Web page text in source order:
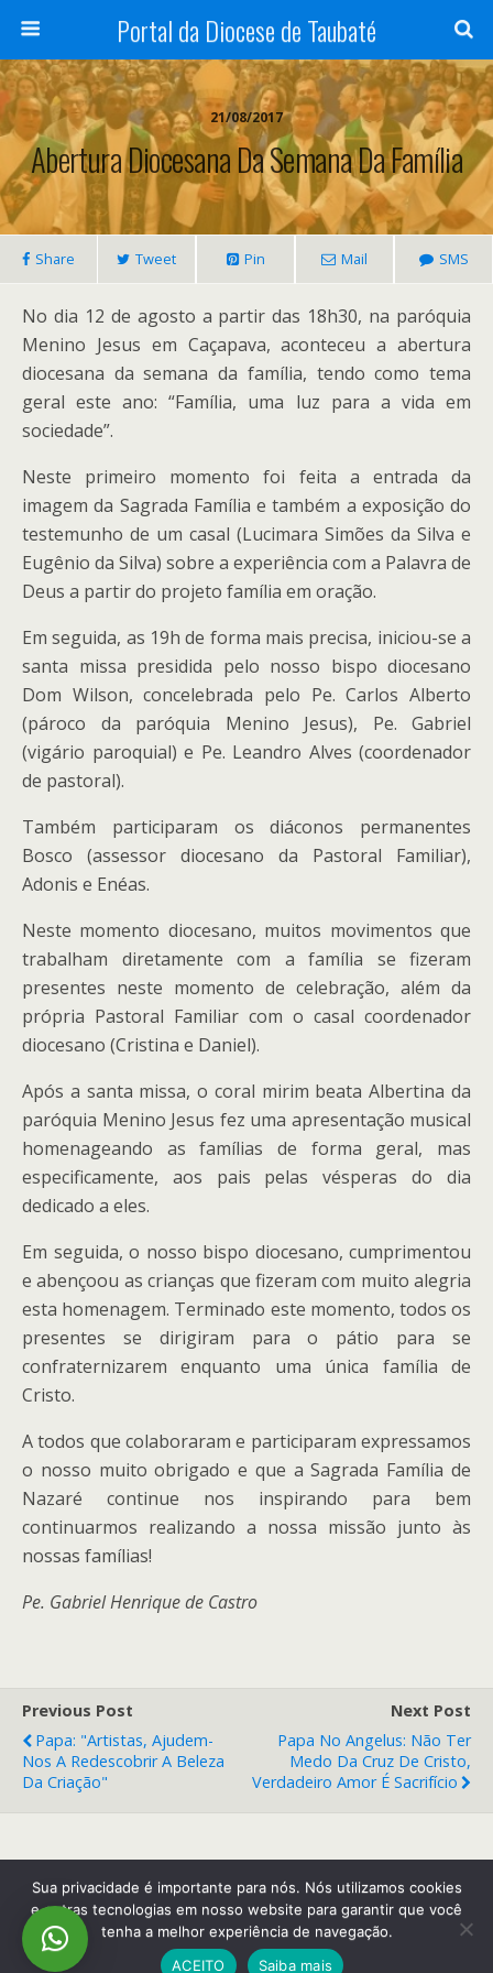
Portal da Diocese de Taubaté
21/08/2017
Abertura Diocesana Da Semana Da Família
Share Tweet Pin Mail SMS
No dia 12 de agosto a partir das 18h30, na paróquia
Menino Jesus em Caçapava, aconteceu a abertura
diocesana da semana da família, tendo como tema
geral este ano: “Família, uma luz para a vida em
sociedade”.
Neste primeiro momento foi feita a entrada da
imagem da Sagrada Família e também a exposição do
testemunho de um casal (Lucimara Simões da Silva e
Eugênio da Silva) sobre a experiência com a Palavra de
Deus a partir do projeto família em oração.
Em seguida, as 19h de forma mais precisa, iniciou-se a
santa missa presidida pelo nosso bispo diocesano
Dom Wilson, concelebrada pelo Pe. Carlos Alberto
(pároco da paróquia Menino Jesus), Pe. Gabriel
(vigário paroquial) e Pe. Leandro Alves (coordenador
de pastoral).
Também participaram os diáconos permanentes
Bosco (assessor diocesano da Pastoral Familiar),
Adonis e Enéas.
Neste momento diocesano, muitos movimentos que
trabalham diretamente com a família se fizeram
presentes neste momento de celebração, além da
própria Pastoral Familiar com o casal coordenador
diocesano (Cristina e Daniel).
Após a santa missa, o coral mirim beata Albertina da
paróquia Menino Jesus fez uma apresentação musical
homenageando as famílias de forma geral, mas
especificamente, aos pais pelas vésperas do dia
dedicado a eles.
Em seguida, o nosso bispo diocesano, cumprimentou
e abençoou as crianças que fizeram com muito alegria
esta homenagem. Terminado este momento, todos os
presentes se dirigiram para o pátio para se
confraternizarem enquanto uma única família de
Cristo.
A todos que colaboraram e participaram expressamos
o nosso muito obrigado e que a Sagrada Família de
Nazaré continue nos inspirando para bem
continuarmos realizando a nossa missão junto às
nossas famílias!
Pe. Gabriel Henrique de Castro
Previous Post
Papa: "Artistas, Ajudem-
Nos A Redescobrir A Beleza
Da Criação"
Next Post
Papa No Angelus: Não Ter
Medo Da Cruz De Cristo,
Verdadeiro Amor É Sacrifício
Back to top
Mobile Desktop
Sua privacidade é importante para nós. Nós utilizamos cookies
e outras tecnologias em nosso website para garantir que você
tenha a melhor experiência de navegação.
ACEITO
Saiba mais